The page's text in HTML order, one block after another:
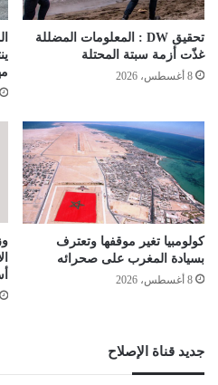
تحقيق DW : المعلومات المضللة
غذّت أزمة سبتة المحتلة
8 أغسطس، 2026
كولومبيا تغير موقفها وتعترف
بسيادة المغرب على صحرائه
8 أغسطس، 2026
جديد قناة الإصلاح